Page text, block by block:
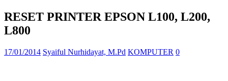
RESET PRINTER EPSON L100, L200,
L800
17/01/2014 Syaiful Nurhidayat, M.Pd KOMPUTER 0